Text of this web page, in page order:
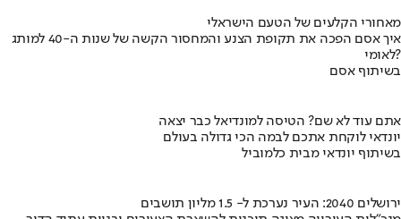
מאחורי הקלעים של הטעם הישראלי
איך אסם הפכה את תקופת הצנע והמחסור הקשה של שנות ה-40 למותג
לאומי?
בשיתוף אסם
אתם עוד לא שם? הטיסה למונדיאל כבר יצאה
יונדאי לוקחת אתכם לבמה הכי גדולה בעולם
בשיתוף יונדאי מבית כלמוביל
ירושלים 2040: העיר נערכת ל- 1.5 מליון תושבים